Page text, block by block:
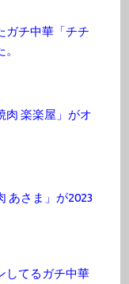
ガチ中華「チチ
肉 楽楽屋」がオ
あさま」が2023
してるガチ中華